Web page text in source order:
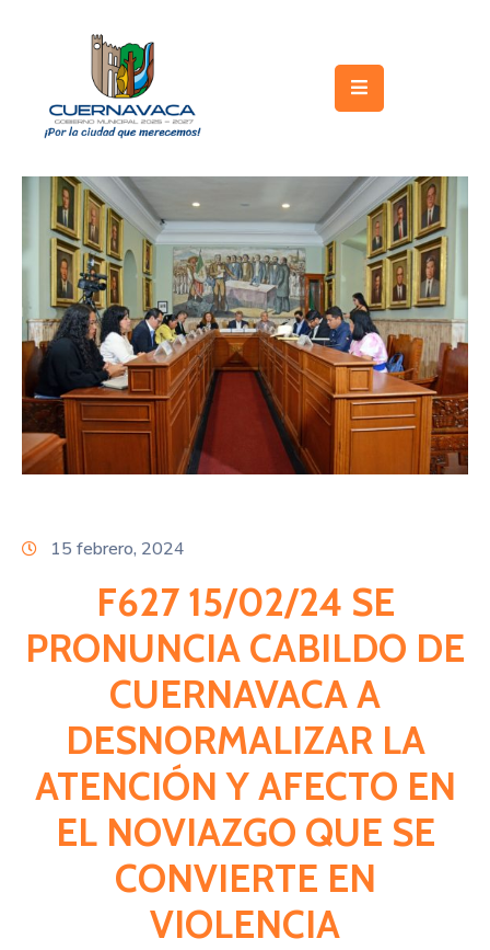
Gobierno
Turismo
Trámites
y
Servicios
Licitaciones
Transparencia
Directorio
15 febrero, 2024
F627 15/02/24 SE
PRONUNCIA CABILDO DE
CUERNAVACA A
DESNORMALIZAR LA
ATENCIÓN Y AFECTO EN
EL NOVIAZGO QUE SE
CONVIERTE EN
VIOLENCIA